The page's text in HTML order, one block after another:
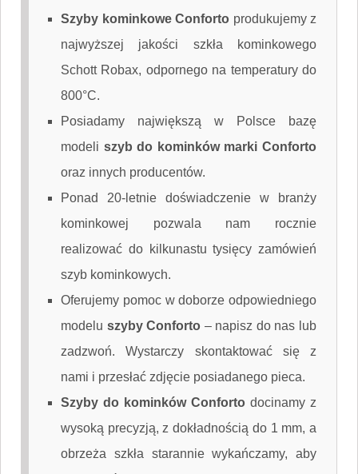
Szyby kominkowe Conforto produkujemy z
najwyższej jakości szkła kominkowego
Schott Robax, odpornego na temperatury do
800°C.
Posiadamy największą w Polsce bazę
modeli szyb do kominków marki Conforto
oraz innych producentów.
Ponad 20-letnie doświadczenie w branży
kominkowej pozwala nam rocznie
realizować do kilkunastu tysięcy zamówień
szyb kominkowych.
Oferujemy pomoc w doborze odpowiedniego
modelu szyby Conforto – napisz do nas lub
zadzwoń. Wystarczy skontaktować się z
nami i przesłać zdjęcie posiadanego pieca.
Szyby do kominków Conforto docinamy z
wysoką precyzją, z dokładnością do 1 mm, a
obrzeża szkła starannie wykańczamy, aby